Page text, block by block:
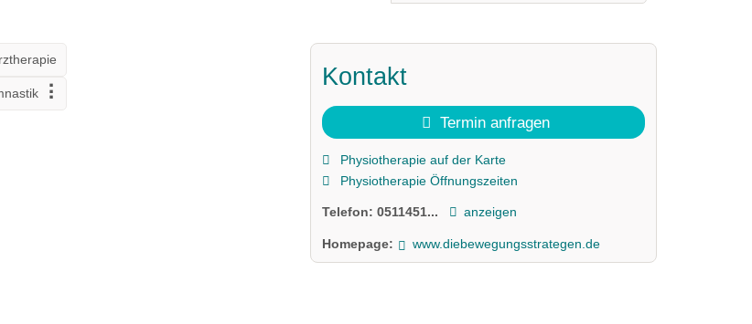
Kontakt
Termin anfragen
Physiotherapie auf der Karte
Physiotherapie Öffnungszeiten
Telefon:0511451... anzeigen
Homepage: www.diebewegungsstrategen.de